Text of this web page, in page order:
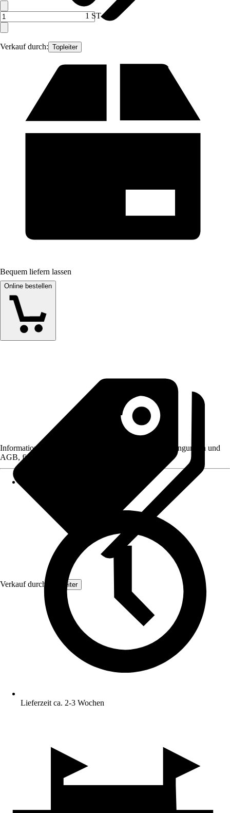
Verkauf durch: Topleiter
1 ST
Bequem liefern lassen
Online bestellen
Verkauf durch: Topleiter
Informationen des Verkäufers, wie z. B. Rückgabebedingungen und
AGB, finden Sie bei Klick auf den Verkäufernamen.
Lieferzeit ca. 2-3 Wochen